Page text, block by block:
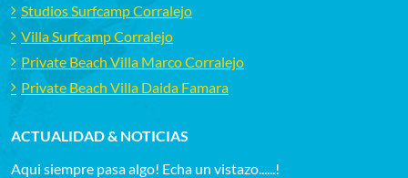
Studios Surfcamp Corralejo
Villa Surfcamp Corralejo
Private Beach Villa Marco Corralejo
Private Beach Villa Daida Famara
ACTUALIDAD & NOTICIAS
Aqui siempre pasa algo! Echa un vistazo......!